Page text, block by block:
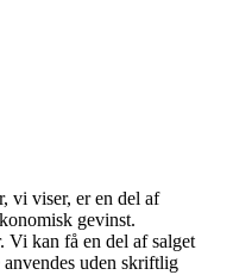
vi viser, er en del af
gevinst.
kan få en del af salget
uden skriftlig